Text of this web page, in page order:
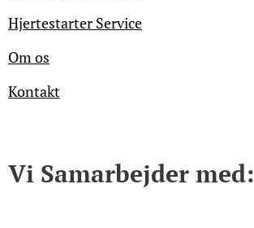
Hjertestarter Service
Om os
Kontakt
Vi Samarbejder med: